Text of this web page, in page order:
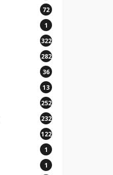
72
1
322
282
36
13
252
232
122
1
1